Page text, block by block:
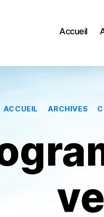
Accueil
ACCUEIL ARCHIVES